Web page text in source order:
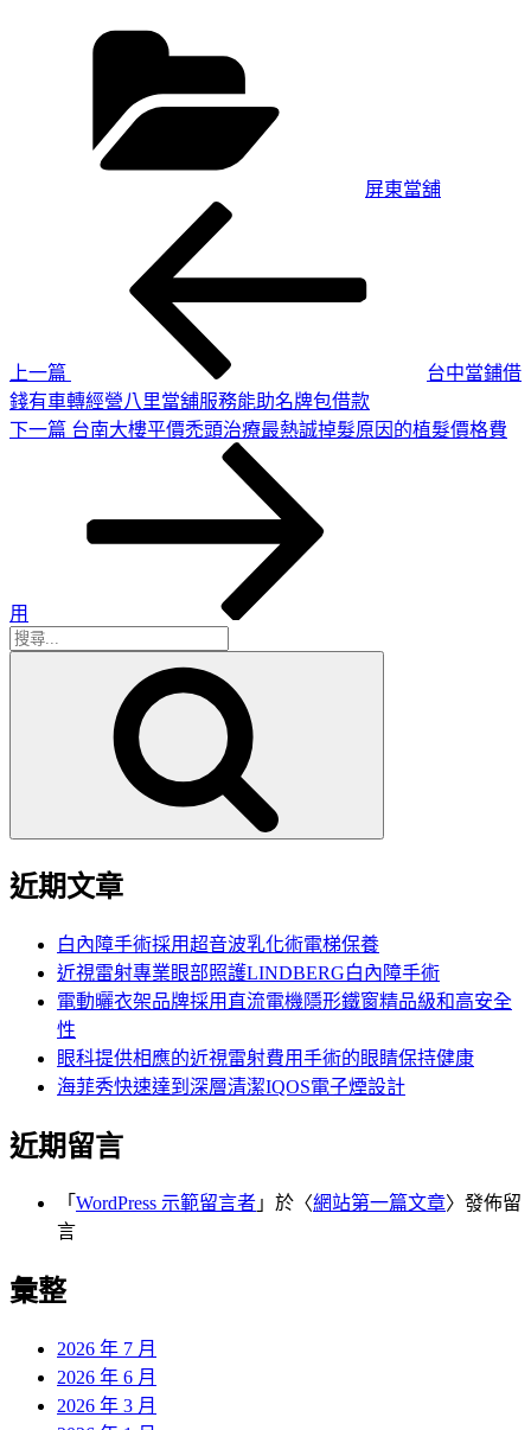
屏東當舖
上一篇
台中當鋪借
錢有車轉經營八里當舖服務能助名牌包借款
下
下一篇 台南大樓平價禿頭治療最熱誠掉髮原因的植髮價格費
用
搜
近期文章
白內障手術採用超音波乳化術電梯保養
近視雷射專業眼部照護LINDBERG白內障手術
電動曬衣架品牌採用直流電機隱形鐵窗精品級和高安全
性
眼科提供相應的近視雷射費用手術的眼睛保持健康
海菲秀快速達到深層清潔IQOS電子煙設計
近期留言
「 WordPress 示範留言者 」於〈網站第一篇文章〉發佈留
言
彙整
2026 年 7 月
2026 年 6 月
2026 年 3 月